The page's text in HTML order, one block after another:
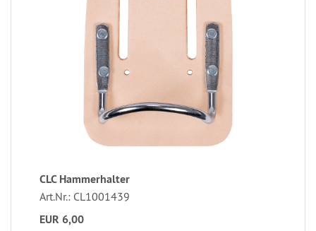
CLC Hammerhalter
Art.Nr.: CL1001439
EUR 6,00